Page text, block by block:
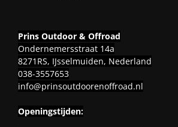
Prins Outdoor & Offroad
Ondernemersstraat 14a
8271RS, IJsselmuiden, Nederland
038-3557653
info@prinsoutdoorenoffroad.nl
Openingstijden: